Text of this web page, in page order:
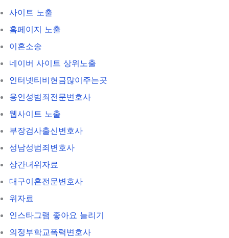
사이트 노출
홈페이지 노출
이혼소송
네이버 사이트 상위노출
인터넷티비현금많이주는곳
용인성범죄전문변호사
웹사이트 노출
부장검사출신변호사
성남성범죄변호사
상간녀위자료
대구이혼전문변호사
위자료
인스타그램 좋아요 늘리기
의정부학교폭력변호사